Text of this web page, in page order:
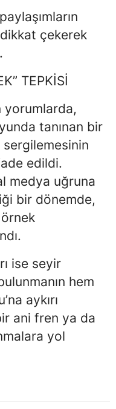
çekerek
TEPKİSİ
yorumlarda,
tanınan bir
edildi.
medya uğruna
bir dönemde,
ise seyir
hem
aykırı
ani fren ya da
yol